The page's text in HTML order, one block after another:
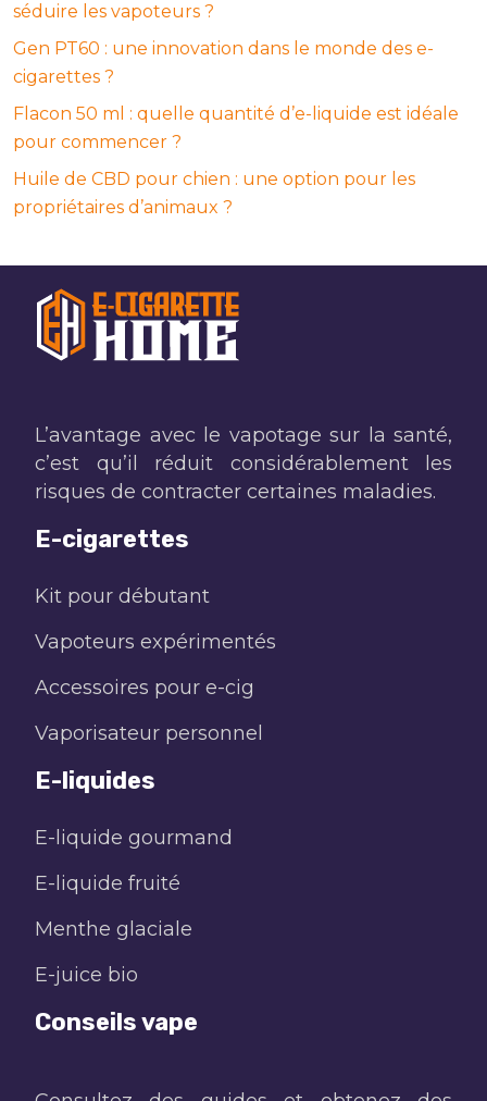
séduire les vapoteurs ?
Gen PT60 : une innovation dans le monde des e-
cigarettes ?
Flacon 50 ml : quelle quantité d’e-liquide est idéale
pour commencer ?
Huile de CBD pour chien : une option pour les
propriétaires d’animaux ?
L’avantage avec le vapotage sur la santé,
c’est qu’il réduit considérablement les
risques de contracter certaines maladies.
E-cigarettes
Kit pour débutant
Vapoteurs expérimentés
Accessoires pour e-cig
Vaporisateur personnel
E-liquides
E-liquide gourmand
E-liquide fruité
Menthe glaciale
E-juice bio
Conseils vape